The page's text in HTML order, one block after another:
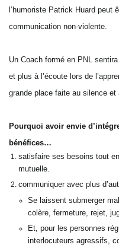
l’humoriste Patrick Huard peut
communication non-violente.
Un Coach formé en PNL
et plus à l’écoute lors de
grande place faite au silence et
Pourquoi avoir envie
bénéfices…
satisfaire ses besoins tout
mutuelle.
communiquer avec plus
Se laissent submerger
colère, fermeture, rejet,
Et, pour les personnes
interlocuteurs agressifs,